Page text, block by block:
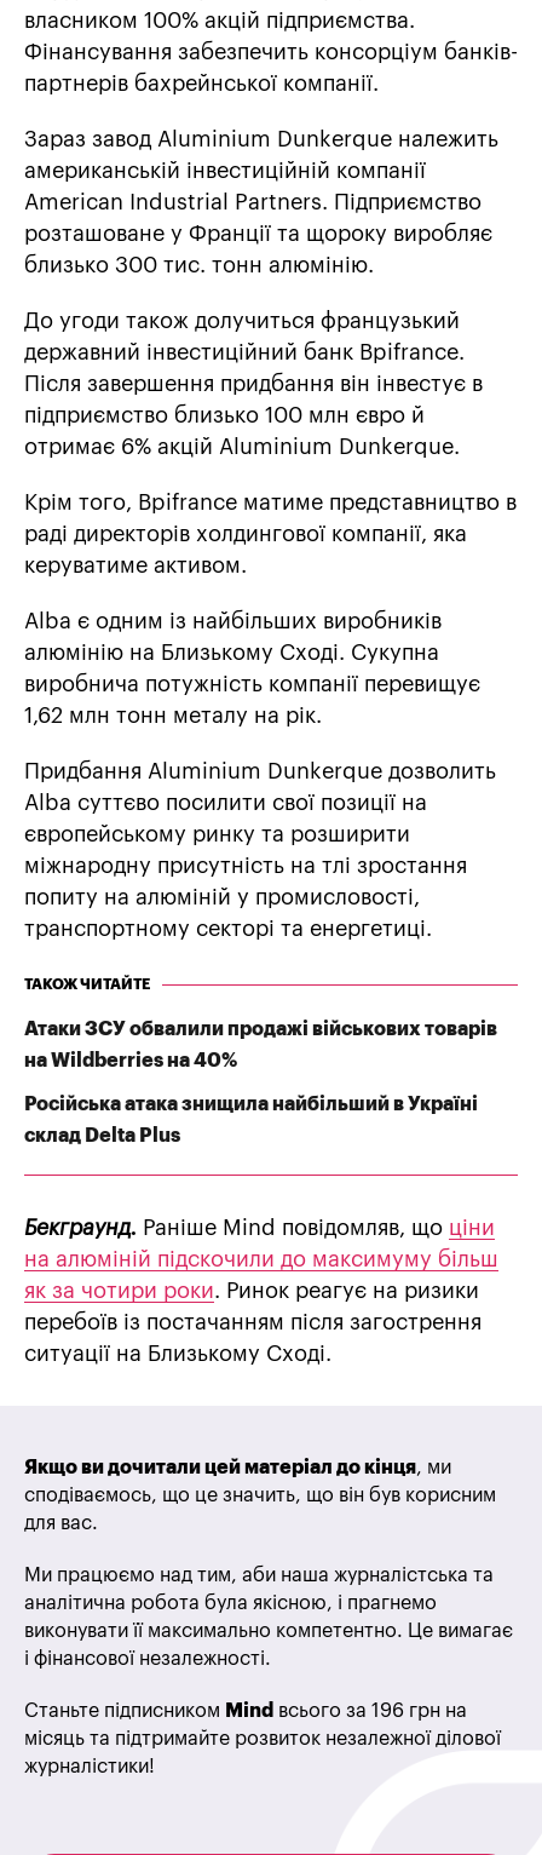
власником 100% акцій підприємства.
Фінансування забезпечить консорціум банків-
партнерів бахрейнської компанії.
Зараз завод Aluminium Dunkerque належить
американській інвестиційній компанії
American Industrial Partners. Підприємство
розташоване у Франції та щороку виробляє
близько 300 тис. тонн алюмінію.
До угоди також долучиться французький
державний інвестиційний банк Bpifrance.
Після завершення придбання він інвестує в
підприємство близько 100 млн євро й
отримає 6% акцій Aluminium Dunkerque.
Крім того, Bpifrance матиме представництво в
раді директорів холдингової компанії, яка
керуватиме активом.
Alba є одним із найбільших виробників
алюмінію на Близькому Сході. Сукупна
виробнича потужність компанії перевищує
1,62 млн тонн металу на рік.
Придбання Aluminium Dunkerque дозволить
Alba суттєво посилити свої позиції на
європейському ринку та розширити
міжнародну присутність на тлі зростання
попиту на алюміній у промисловості,
транспортному секторі та енергетиці.
ТАКОЖ ЧИТАЙТЕ
Атаки ЗСУ обвалили продажі військових товарів
на Wildberries на 40%
Російська атака знищила найбільший в Україні
склад Delta Plus
Бекграунд. Раніше Mind повідомляв, що ціни
на алюміній підскочили до максимуму більш
як за чотири роки. Ринок реагує на ризики
перебоїв із постачанням після загострення
ситуації на Близькому Сході.
Якщо ви дочитали цей матеріал до кінця, ми
сподіваємось, що це значить, що він був корисним
для вас.
Ми працюємо над тим, аби наша журналістська та
аналітична робота була якісною, і прагнемо
виконувати її максимально компетентно. Це вимагає
і фінансової незалежності.
Станьте підписником Mind всього за 196 грн на
місяць та підтримайте розвиток незалежної ділової
журналістики!